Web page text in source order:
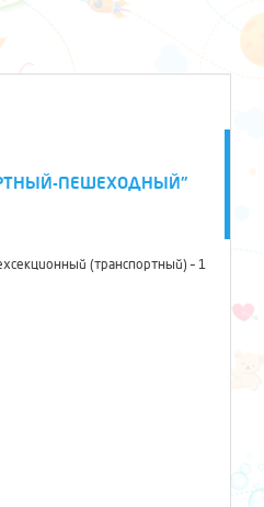
ПЕШЕХОДНЫЙ"
(транспортный) – 1